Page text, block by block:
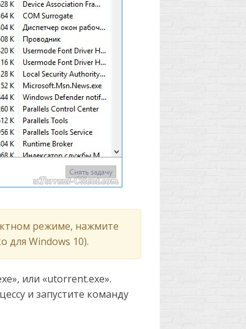
режиме, нажмите
для Windows 10).
или «utorrent.exe».
и запустите команду